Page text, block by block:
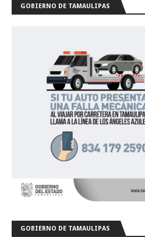
GOBIERNO DE TAMAULIPAS
GOBIERNO DE TAMAULIPAS